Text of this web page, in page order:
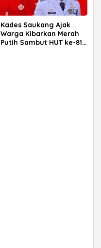
Kades Saukang Ajak
Warga Kibarkan Merah
Putih Sambut HUT ke-81